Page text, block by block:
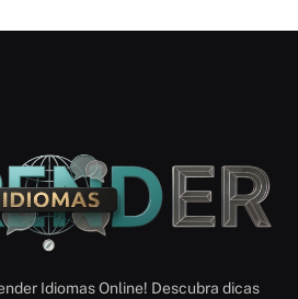
Idiomas Online! Descubra dicas